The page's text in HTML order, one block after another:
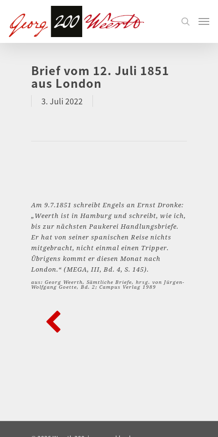
Brief vom 12. Juli 1851
aus London
3. Juli 2022
Am 9.7.1851 schreibt Engels an Ernst Dronke:
„Weerth ist in Hamburg und schreibt, wie ich,
bis zur nächsten Paukerei Handlungsbriefe.
Er hat von seiner spanischen Reise nichts
mitgebracht, nicht einmal einen Tripper.
Übrigens kommt er diesen Monat nach
London.“ (MEGA, III, Bd. 4, S. 145).
aus: Georg Weerth, Sämtliche Briefe, hrsg. von Jürgen-
Wolfgang Goette, Bd. 2; Campus Verlag 1989